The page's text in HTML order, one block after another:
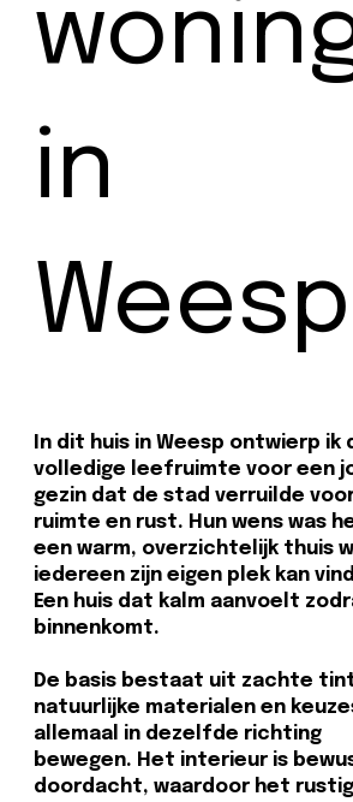
in
Weesp
In dit huis in Weesp ontwierp ik
volledige leefruimte voor een
gezin dat de stad verruilde
ruimte en rust. Hun wens was
een warm, overzichtelijk thuis
iedereen zijn eigen plek kan
Een huis dat kalm aanvoelt
binnenkomt.
De basis bestaat uit zachte
natuurlijke materialen en
allemaal in dezelfde richting
bewegen. Het interieur is
doordacht, waardoor het